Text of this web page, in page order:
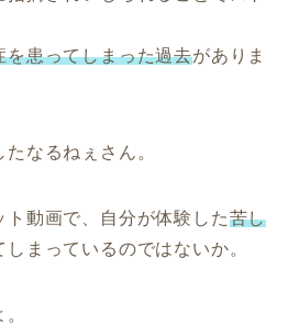
を患ってしまった過去がありま
なるねぇさん。
ト動画で、自分が体験した苦し
しまっているのではないか。